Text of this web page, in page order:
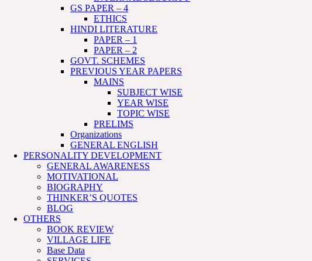
GS PAPER – 4
ETHICS
HINDI LITERATURE
PAPER – 1
PAPER – 2
GOVT. SCHEMES
PREVIOUS YEAR PAPERS
MAINS
SUBJECT WISE
YEAR WISE
TOPIC WISE
PRELIMS
Organizations
GENERAL ENGLISH
PERSONALITY DEVELOPMENT
GENERAL AWARENESS
MOTIVATIONAL
BIOGRAPHY
THINKER’S QUOTES
BLOG
OTHERS
BOOK REVIEW
VILLAGE LIFE
Base Data